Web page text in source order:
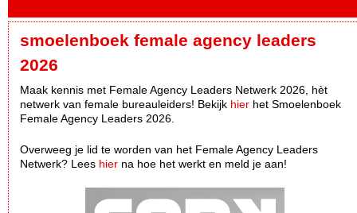
smoelenboek female agency leaders
2026
Maak kennis met Female Agency Leaders Netwerk 2026, hèt
netwerk van female bureauleiders! Bekijk hier het Smoelenboek
Female Agency Leaders 2026.
Overweeg je lid te worden van het Female Agency Leaders
Netwerk? Lees hier na hoe het werkt en meld je aan!